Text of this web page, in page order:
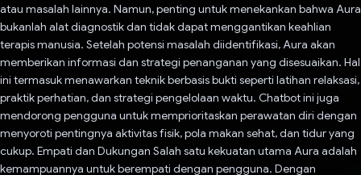
atau masalah lainnya. Namun, penting untuk menekankan bahwa Aura
bukanlah alat diagnostik dan tidak dapat menggantikan keahlian
terapis manusia. Setelah potensi masalah diidentifikasi, Aura akan
memberikan informasi dan strategi penanganan yang disesuaikan. Hal
ini termasuk menawarkan teknik berbasis bukti seperti latihan relaksasi,
praktik perhatian, dan strategi pengelolaan waktu. Chatbot ini juga
mendorong pengguna untuk memprioritaskan perawatan diri dengan
menyoroti pentingnya aktivitas fisik, pola makan sehat, dan tidur yang
cukup. Empati dan Dukungan Salah satu kekuatan utama Aura adalah
kemampuannya untuk berempati dengan pengguna. Dengan